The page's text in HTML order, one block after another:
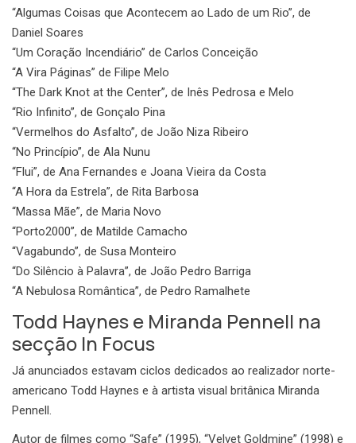
“Algumas Coisas que Acontecem ao Lado de um Rio”, de
Daniel Soares
“Um Coração Incendiário” de Carlos Conceição
“A Vira Páginas” de Filipe Melo
“The Dark Knot at the Center”, de Inês Pedrosa e Melo
“Rio Infinito”, de Gonçalo Pina
“Vermelhos do Asfalto”, de João Niza Ribeiro
“No Princípio”, de Ala Nunu
“Flui”, de Ana Fernandes e Joana Vieira da Costa
“A Hora da Estrela”, de Rita Barbosa
“Massa Mãe”, de Maria Novo
“Porto2000”, de Matilde Camacho
“Vagabundo”, de Susa Monteiro
“Do Silêncio à Palavra”, de João Pedro Barriga
“A Nebulosa Romântica”, de Pedro Ramalhete
Todd Haynes e Miranda Pennell na
secção In Focus
Já anunciados estavam ciclos dedicados ao realizador norte-
americano Todd Haynes e à artista visual britânica Miranda
Pennell.
Autor de filmes como “Safe” (1995), “Velvet Goldmine” (1998) e